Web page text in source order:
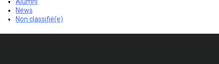
News
Non classifié(e)